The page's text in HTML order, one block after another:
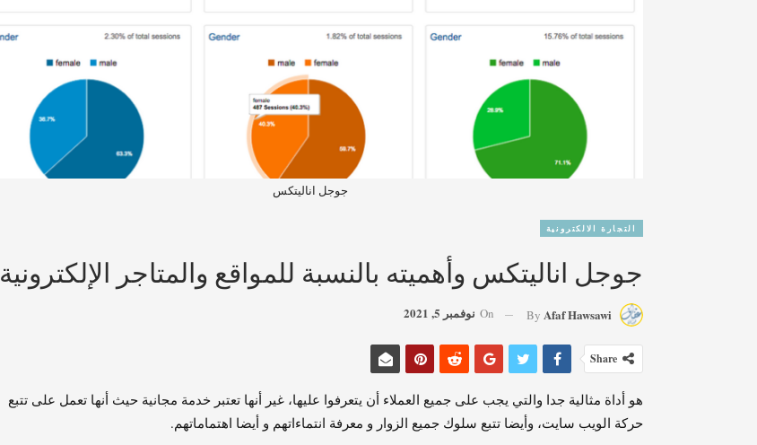
جوجل اناليتكس
التجارة الالكترونية
جوجل اناليتكس وأهميته بالنسبة للمواقع والمتاجر الإلكترونية
By Afaf Hawsawi
On نوفمبر 5, 2021
Share
هو أداة مثالية جدا والتي يجب على جميع العملاء أن يتعرفوا عليها، غير أنها تعتبر خدمة مجانية حيث أنها تعمل على تتبع
حركة الويب سايت، وأيضا تتبع سلوك جميع الزوار و معرفة انتماءاتهم و أيضا اهتماماتهم.